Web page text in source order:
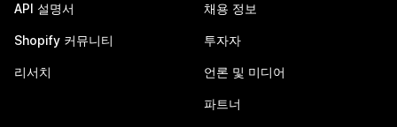
API 설명서
Shopify 커뮤니티
리서치
채용 정보
투자자
언론 및 미디어
파트너